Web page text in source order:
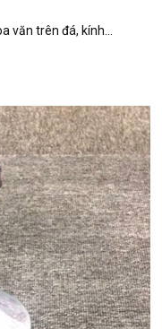
văn trên đá, kính...